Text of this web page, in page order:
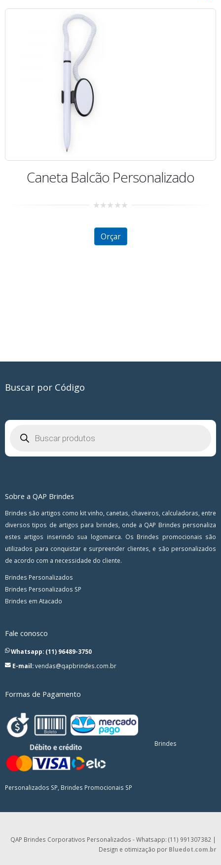
Caneta Laser com
Buscar por Código
produtos
Sobre a QAP Brindes
Brindes são artigos como kit vinho, canetas, chaveiros, calculadoras, entre
diversos tipos de artigos para brindes, onde a QAP Brindes personaliza
estes artigos inserindo sua logomarca. Os Brindes promocionais são
utilizados para conquistar e surpreender clientes, e são personalizados
de acordo com a necessidade do cliente.
Brindes Personalizados
Brindes Personalizados SP
Brindes em Atacado
Fale conosco
Whatsapp: (11) 96489-3750
E-mail:vendas@qapbrindes.com.br
Formas de Pagamento
Brindes
Personalizados SP, Brindes Promocionais SP
QAP Brindes Corporativos Personalizados - Whatsapp: (11) 991307382 |
Design e otimização por Bluedot.com.br